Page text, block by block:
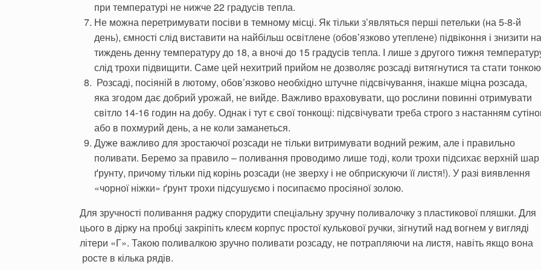
при температурі не нижче 22 градусів тепла.
Не можна перетримувати посіви в темному місці. Як тільки з’являться перші петельки (на 5-8-й
день), ємності слід виставити на найбільш освітлене (обов’язково утеплене) підвіконня і знизити на
тиждень денну температуру до 18, а вночі до 15 градусів тепла. І лише з другого тижня
слід трохи підвищити. Саме цей нехитрий прийом не дозволяє розсаді витягнутися та стати
Розсаді, посіяній в лютому, обов’язково необхідно штучне підсвічування, інакше міцна розсада,
яка згодом дає добрий урожай, не вийде. Важливо враховувати, що рослини повинні отримувати
світло 14-16 годин на добу. Однак і тут є свої тонкощі: підсвічувати треба строго з настанням
або в похмурий день, а не коли заманеться.
Дуже важливо для зростаючої розсади не тільки витримувати водний режим, але і правильно
поливати. Беремо за правило – поливання проводимо лише тоді, коли трохи підсихає верхній шар
ґрунту, причому тільки під корінь розсади (не зверху і не обприскуючи її листя!). У разі виявлення
«чорної ніжки» ґрунт трохи підсушуємо і посипаємо просіяної золою.
Для зручності поливання раджу спорудити спеціальну зручну поливалочку з пластикової пляшки. Для
цього в дірку на пробці закріпіть клеєм корпус простої кулькової ручки, зігнутий над вогнем у вигляді
літери «Г». Такою поливалкою зручно поливати розсаду, не потрапляючи на листя, навіть якщо вона
росте в кілька рядів.